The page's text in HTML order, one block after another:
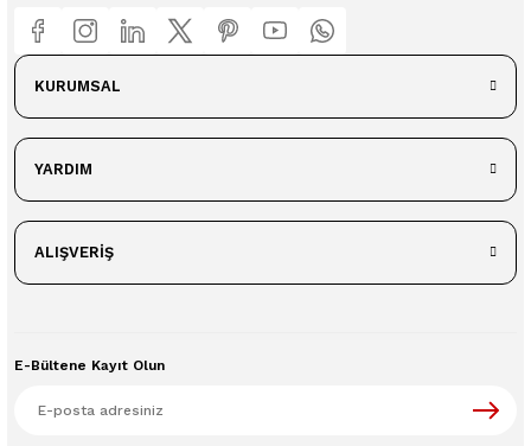
KURUMSAL
YARDIM
ALIŞVERİŞ
E-Bültene Kayıt Olun